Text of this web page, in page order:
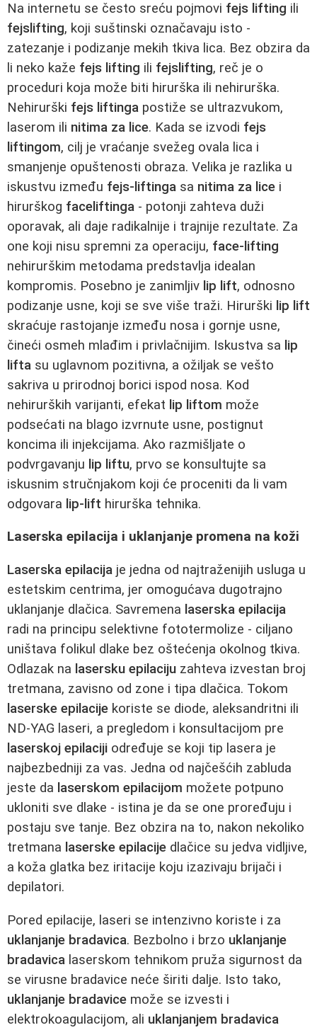
Na internetu se često sreću pojmovi fejs lifting ili
fejslifting, koji suštinski označavaju isto -
zatezanje i podizanje mekih tkiva lica. Bez obzira da
li neko kaže fejs lifting ili fejslifting, reč je o
proceduri koja može biti hirurška ili nehirurška.
Nehirurški fejs liftinga postiže se ultrazvukom,
laserom ili nitima za lice. Kada se izvodi fejs
liftingom, cilj je vraćanje svežeg ovala lica i
smanjenje opuštenosti obraza. Velika je razlika u
iskustvu između fejs-liftinga sa nitima za lice i
hirurškog faceliftinga - potonji zahteva duži
oporavak, ali daje radikalnije i trajnije rezultate. Za
one koji nisu spremni za operaciju, face-lifting
nehirurškim metodama predstavlja idealan
kompromis. Posebno je zanimljiv lip lift, odnosno
podizanje usne, koji se sve više traži. Hirurški lip lift
skraćuje rastojanje između nosa i gornje usne,
čineći osmeh mlađim i privlačnijim. Iskustva sa lip
lifta su uglavnom pozitivna, a ožiljak se vešto
sakriva u prirodnoj borici ispod nosa. Kod
nehirurških varijanti, efekat lip liftom može
podsećati na blago izvrnute usne, postignut
koncima ili injekcijama. Ako razmišljate o
podvrgavanju lip liftu, prvo se konsultujte sa
iskusnim stručnjakom koji će proceniti da li vam
odgovara lip-lift hirurška tehnika.
Laserska epilacija i uklanjanje promena na koži
Laserska epilacija je jedna od najtraženijih usluga u
estetskim centrima, jer omogućava dugotrajno
uklanjanje dlačica. Savremena laserska epilacija
radi na principu selektivne fototermolize - ciljano
uništava folikul dlake bez oštećenja okolnog tkiva.
Odlazak na lasersku epilaciju zahteva izvestan broj
tretmana, zavisno od zone i tipa dlačica. Tokom
laserske epilacije koriste se diode, aleksandritni ili
ND-YAG laseri, a pregledom i konsultacijom pre
laserskoj epilaciji određuje se koji tip lasera je
najbezbedniji za vas. Jedna od najčešćih zabluda
jeste da laserskom epilacijom možete potpuno
ukloniti sve dlake - istina je da se one proređuju i
postaju sve tanje. Bez obzira na to, nakon nekoliko
tretmana laserske epilacije dlačice su jedva vidljive,
a koža glatka bez iritacije koju izazivaju brijači i
depilatori.
Pored epilacije, laseri se intenzivno koriste i za
uklanjanje bradavica. Bezbolno i brzo uklanjanje
bradavica laserskom tehnikom pruža sigurnost da
se virusne bradavice neće širiti dalje. Isto tako,
uklanjanje bradavice može se izvesti i
elektrokoagulacijom, ali uklanjanjem bradavica